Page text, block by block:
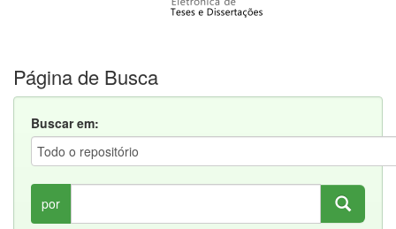
Página de Busca
Buscar em:
por